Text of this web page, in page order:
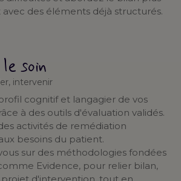
des éléments déjà structurés.
soin
intervenir
cognitif et langagier de vos
à des outils d'évaluation validés.
activités de remédiation
besoins du patient.
sur des méthodologies fondées
Evidence, pour relier bilan,